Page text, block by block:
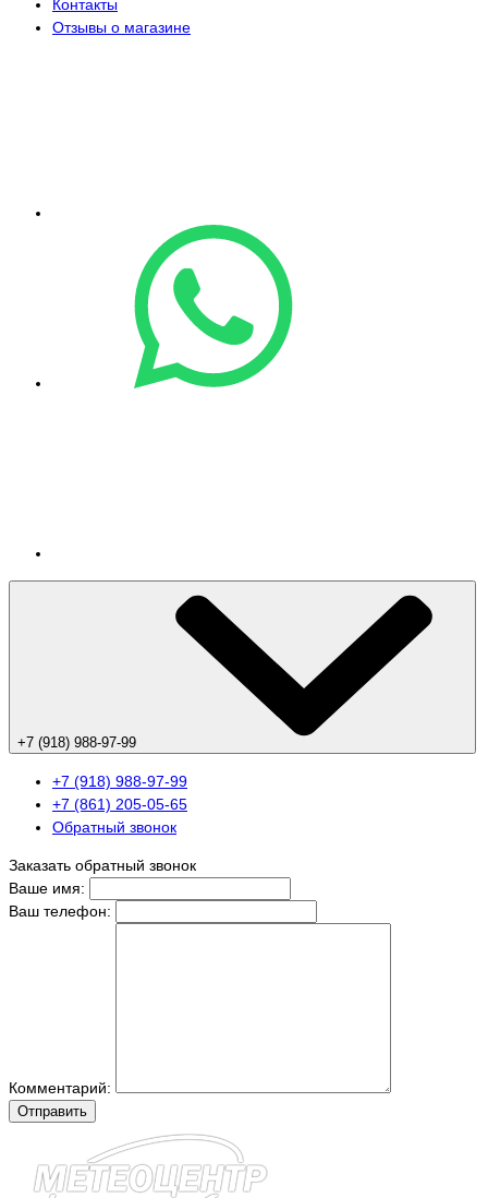
Контакты
Отзывы о магазине
+7 (918) 988-97-99
+7 (918) 988-97-99
+7 (861) 205-05-65
Обратный звонок
Заказать обратный звонок
Ваше имя:
Ваш телефон:
Комментарий:
Отправить